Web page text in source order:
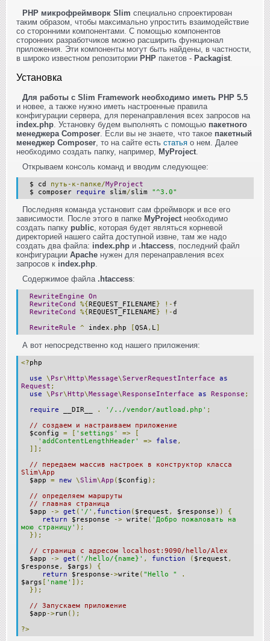
PHP микрофреймворк Slim специально спроектирован
таким образом, чтобы максимально упростить взаимодействие
со сторонними компонентами. С помощью компонентов
сторонних разработчиков можно расширить функционал
приложения. Эти компоненты могут быть найдены, в частности,
в широко известном репозитории PHP пакетов - Packagist.
Установка
Для работы с Slim Framework необходимо иметь PHP 5.5
и новее, а также нужно иметь настроенные правила
конфигурации сервера, для перенаправления всех запросов на
index.php . Установку будем выполнять с помощью пакетного
менеджера Composer . Если вы не знаете, что такое пакетный
менеджер Composer , то на сайте есть статья о нем. Далее
необходимо создать папку, например, MyProject
Открываем консоль команд и вводим следующее:
$ cd путь-к-папке/MyProject
$ composer
require slim/slim "^3.0"
Последняя команда установит сам фреймворк и все его
зависимости. После этого в папке MyProject необходимо
создать папку public , которая будет являться корневой
директорией нашего сайта доступной извне, там же надо
создать два файла: index.php и .htaccess , последний файл
конфигурации Apache нужен для перенаправления всех
запросов к index.php
Содержимое файла .htaccess:
RewriteEngine
On
RewriteCond
%{REQUEST_FILENAME} !- f
RewriteCond
%{REQUEST_FILENAME} !-d
RewriteRule
^ index . php [QSA, L]
А вот непосредственно код нашего приложения:
<?php
use
\Psr\Http\Message\ServerRequestInterface
as
Request ;
use
\Psr\Http\Message\ResponseInterface as Response ;
require __DIR__ . '/../vendor/autload.php' ;
// создаем и настраиваем приложение
$config = [ 'settings' =>
[
'addContentLengthHeader'
=> false ,
]];
// передаем массив настроек в конструктор класса
Slim\App
$app = new \Slim\App ( $config );
// определяем маршруты
// главная страница
$app
-> get ( '/' , function ( $request , $response ))
{
return $response -> write ( 'Добро пожаловать на
мою страницу' );
});
// страница с адресом localhost:9090/hello/Alex
$app
-> get ( '/hello/{name}' , function ( $request ,
$response , $args )
{
return $response ->write ( "Hello "
.
$args [ 'name' ]);
});
// Запускаем приложение
$app ->run ();
?>